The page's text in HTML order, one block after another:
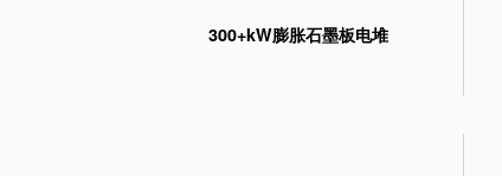
300+kW膨胀石墨板电堆